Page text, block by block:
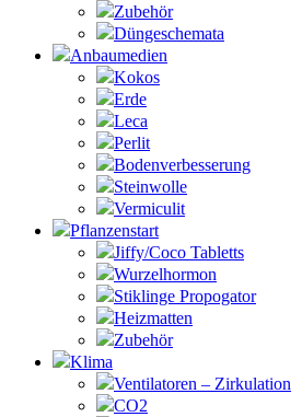
Zubehör
Düngeschemata
Anbaumedien
Kokos
Erde
Leca
Perlit
Bodenverbesserung
Steinwolle
Vermiculit
Pflanzenstart
Jiffy/Coco Tabletts
Wurzelhormon
Stiklinge Propogator
Heizmatten
Zubehör
Klima
Ventilatoren – Zirkulation
CO2